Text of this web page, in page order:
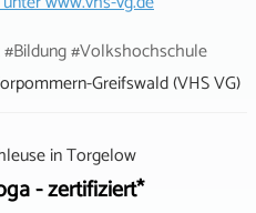
#Volkshochschule
Greifswald (VHS VG)
inTorgelow
- zertifiziert*